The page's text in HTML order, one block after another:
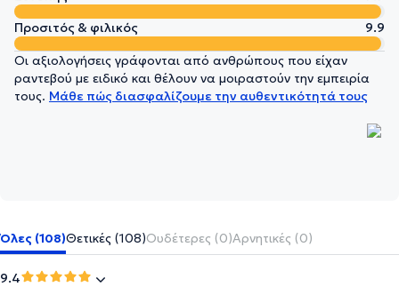
Προσιτός & φιλικός
9.9
Οι αξιολογήσεις γράφονται από ανθρώπους που είχαν
ραντεβού με ειδικό και θέλουν να μοιραστούν την εμπειρία
τους. Μάθε πώς διασφαλίζουμε την αυθεντικότητά τους
Όλες (108)Θετικές (108)Ουδέτερες (0)Αρνητικές (0)
9.4